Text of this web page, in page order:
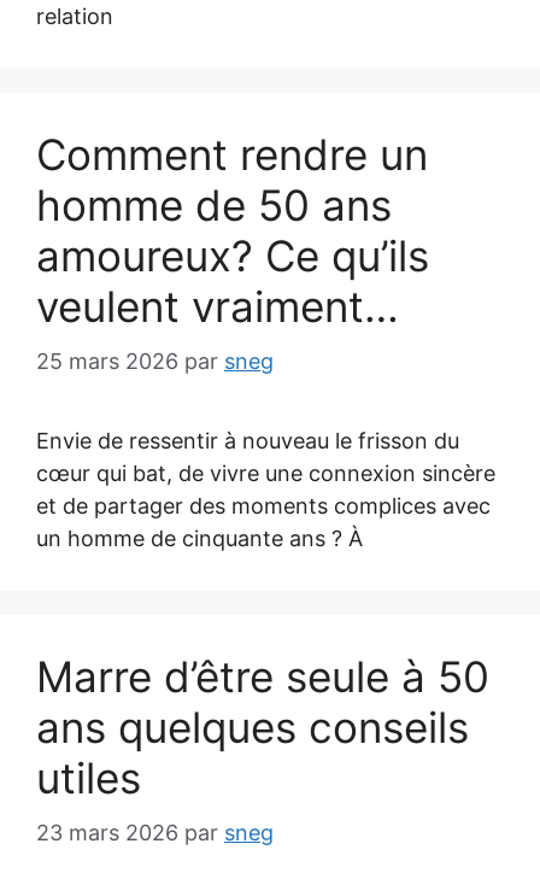
relation
Comment rendre un
homme de 50 ans
amoureux? Ce qu’ils
veulent vraiment…
25 mars 2026 par sneg
Envie de ressentir à nouveau le frisson du
cœur qui bat, de vivre une connexion sincère
et de partager des moments complices avec
un homme de cinquante ans ? À
Marre d’être seule à 50
ans quelques conseils
utiles
23 mars 2026 par sneg